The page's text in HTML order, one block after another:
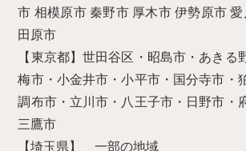
市 相模原市 秦野市 厚木市 伊勢原市
田原市
【東京都】世田谷区・昭島市・あきる
梅市・小金井市・小平市・国分寺市・
調布市・立川市・八王子市・日野市・
三鷹市
【埼玉県】 一部の地域